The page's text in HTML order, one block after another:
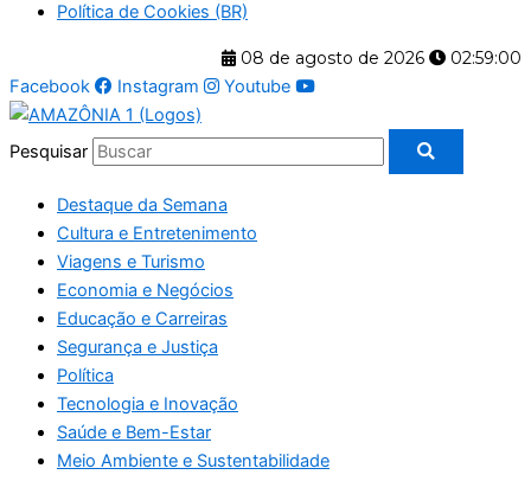
Política de Cookies (BR)
08 de agosto de 2026
02:59:00
Facebook
Instagram Youtube
Pesquisar
Destaque da Semana
Cultura e Entretenimento
Viagens e Turismo
Economia e Negócios
Educação e Carreiras
Segurança e Justiça
Política
Tecnologia e Inovação
Saúde e Bem-Estar
Meio Ambiente e Sustentabilidade